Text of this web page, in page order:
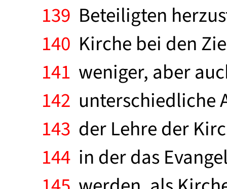
139 Beteiligten
140 Kirche bei den
141 weniger, aber
142 unterschiedliche
143 der Lehre der
144 in der das